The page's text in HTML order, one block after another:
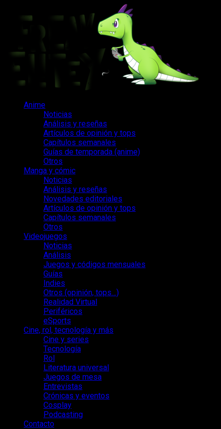
contenido
Anime
Noticias
Análisis y reseñas
Artículos de opinión y tops
Capítulos semanales
Guías de temporada (anime)
Otros
Manga y cómic
Noticias
Análisis y reseñas
Novedades editoriales
Artículos de opinión y tops
Capítulos semanales
Otros
Videojuegos
Noticias
Análisis
Juegos y códigos mensuales
Guías
Indies
Otros (opinión, tops…)
Realidad Virtual
Periféricos
eSports
Cine, rol, tecnología y más
Cine y series
Tecnología
Rol
Literatura universal
Juegos de mesa
Entrevistas
Crónicas y eventos
Cosplay
Podcasting
Contacto